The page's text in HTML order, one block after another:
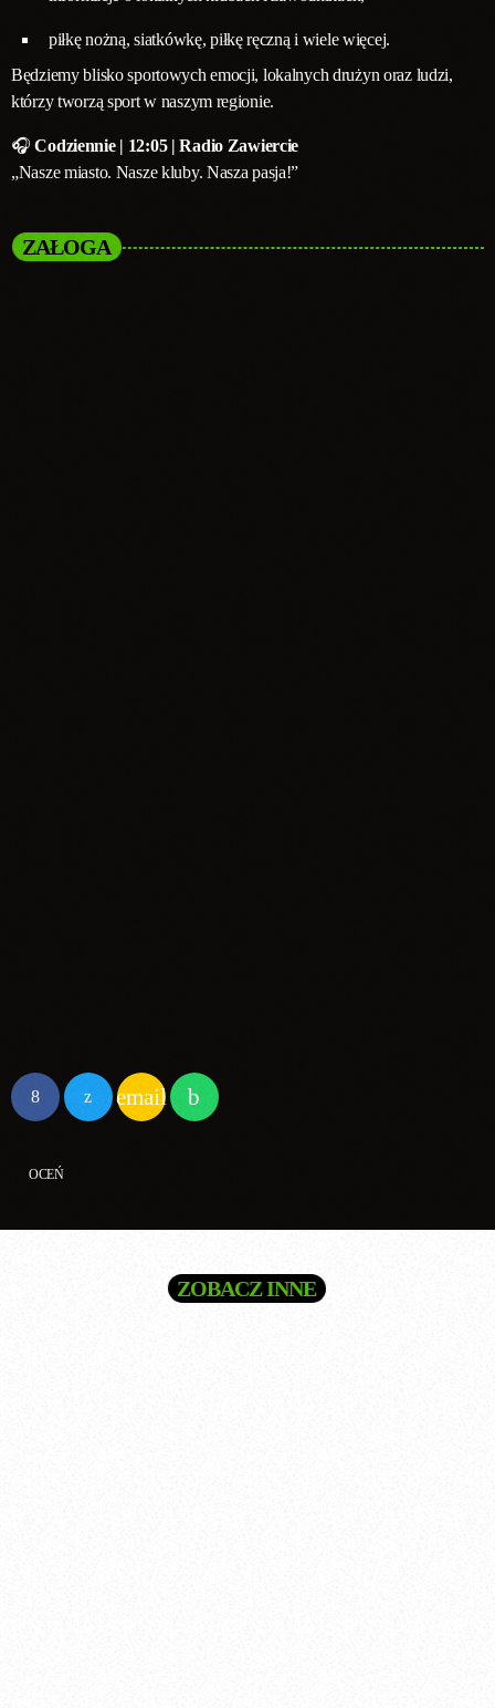
piłkę nożną, siatkówkę, piłkę ręczną i wiele więcej.
Będziemy blisko sportowych emocji, lokalnych drużyn oraz ludzi,
którzy tworzą sport w naszym regionie.
🎧Codziennie | 12:05 | Radio Zawiercie
„Nasze miasto. Nasze kluby. Nasza pasja!”
ZAŁOGA
email
OCEŃ
ZOBACZ INNE